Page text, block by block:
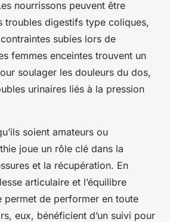
nourrissons peuvent être
troubles digestifs type coliques,
subies lors de
femmes enceintes trouvent un
soulager les douleurs du dos,
urinaires liés à la pression
soient amateurs ou
joue un rôle clé dans la
et la récupération. En
articulaire et l’équilibre
permet de performer en toute
eux, bénéficient d’un suivi pour